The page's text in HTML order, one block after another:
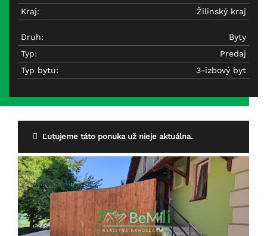
Kraj:
Žilinský kraj
Druh:
Byty
Typ:
Predaj
Typ bytu:
3-izbový byt
Ľutujeme táto ponuka už nieje aktuálna.